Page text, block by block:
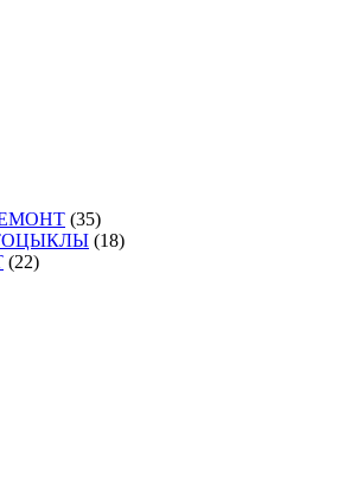
(35)
(18)
(22)